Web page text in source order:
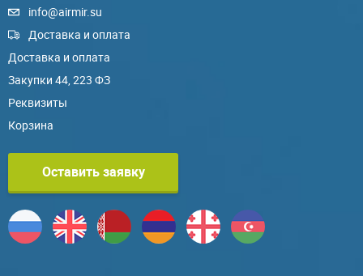
info@airmir.su
Доставка и оплата
Доставка и оплата
Закупки 44, 223 ФЗ
Реквизиты
Корзина
Оставить заявку